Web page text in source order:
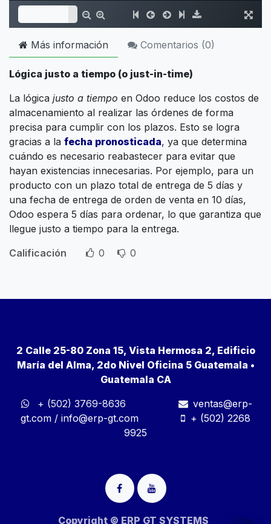
Más información Comentarios (0)
Lógica justo a tiempo (o just-in-time)
La lógica justo a tiempo en Odoo reduce los costos de
almacenamiento al realizar las órdenes de forma
precisa para cumplir con los plazos. Esto se logra
gracias a la fecha pronosticada, ya que determina
cuándo es necesario reabastecer para evitar que
hayan existencias innecesarias. Por ejemplo, para un
producto con un plazo total de entrega de 5 días y
una fecha de entrega de orden de venta en 10 días,
Odoo espera 5 días para ordenar, lo que garantiza que
llegue justo a tiempo para la entrega.
Calificación
0 0
2 Calle 25-80 Zona 15, Vista Hermosa 2, Edificio
María del Alma, 2do Nivel Oficina 5 Guatemala •
Guatemala CA
+ (502) 3769-8636
ventas@erp-
gt.com / info@erp-gt.com
+ (502) 2268
9925
Copyright © ERP GT SYSTEMS